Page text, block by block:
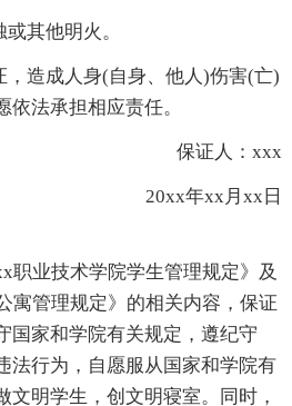
其他明火。
，造成人身(自身、他人)伤害(亡)
法承担相应责任。
保证人：xxx
20xx年xx月xx日
职业技术学院学生管理规定》及
寓管理规定》的相关内容，保证
国家和学院有关规定，遵纪守
法行为，自愿服从国家和学院有
文明学生，创文明寝室。同时，